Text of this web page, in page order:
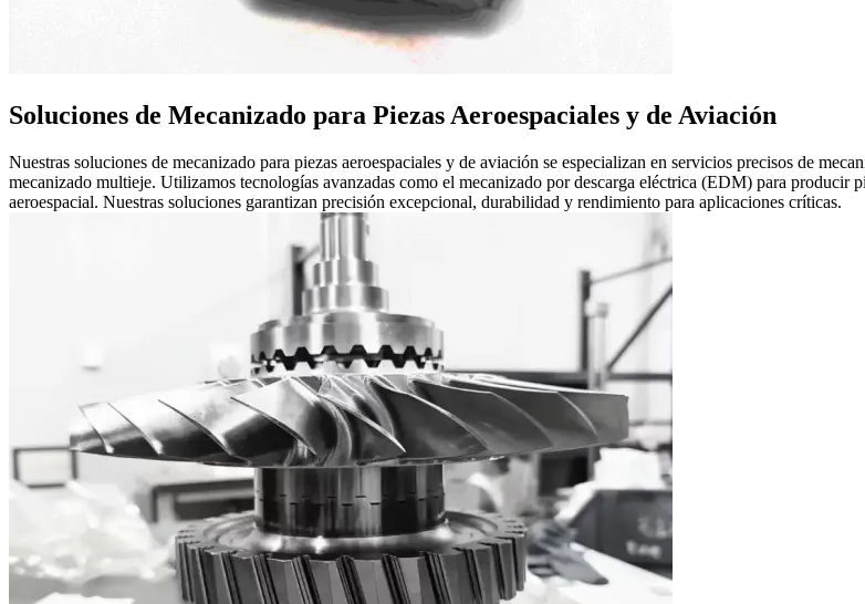
Soluciones de Mecanizado para Piezas Aeroespaciales y de Aviación
Nuestras soluciones de mecanizado para piezas aeroespaciales y de aviación se especializan en servicios precisos de
mecanizado multieje. Utilizamos tecnologías avanzadas como el mecanizado por descarga eléctrica (EDM) para producir
aeroespacial. Nuestras soluciones garantizan precisión excepcional, durabilidad y rendimiento para aplicaciones críticas.